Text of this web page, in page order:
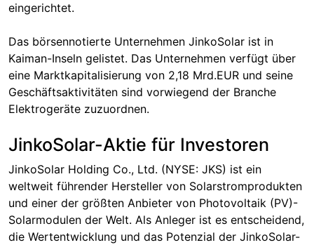
eingerichtet.
Das börsennotierte Unternehmen JinkoSolar ist in
Kaiman-Inseln gelistet. Das Unternehmen verfügt über
eine Marktkapitalisierung von 2,18 Mrd.EUR und seine
Geschäftsaktivitäten sind vorwiegend der Branche
Elektrogeräte zuzuordnen.
JinkoSolar-Aktie für Investoren
JinkoSolar Holding Co., Ltd. (NYSE: JKS) ist ein
weltweit führender Hersteller von Solarstromprodukten
und einer der größten Anbieter von Photovoltaik (PV)-
Solarmodulen der Welt. Als Anleger ist es entscheidend,
die Wertentwicklung und das Potenzial der JinkoSolar-